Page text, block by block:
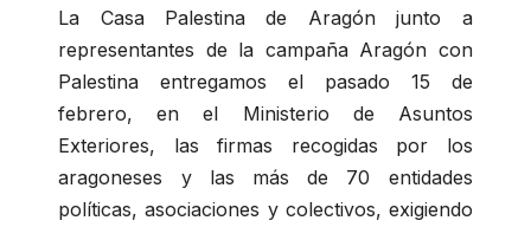
La Casa Palestina de Aragón junto a
representantes de la campaña Aragón con
Palestina entregamos el pasado 15 de
febrero, en el Ministerio de Asuntos
Exteriores, las firmas recogidas por los
aragoneses y las más de 70 entidades
políticas, asociaciones y colectivos, exigiendo